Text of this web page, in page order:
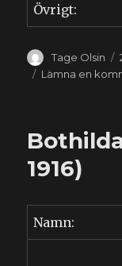
Övrigt:
Författare
Tage Olsin
Lämna en
1916)
Namn: